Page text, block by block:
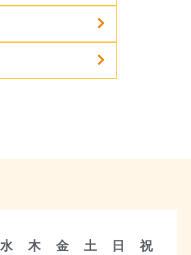
水 木 金 土 日 祝